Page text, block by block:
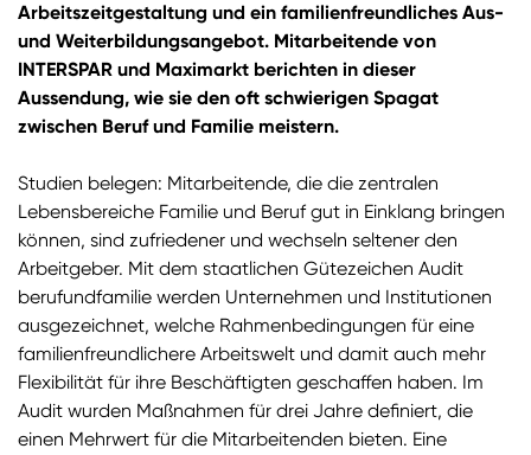
Arbeitszeitgestaltung und ein familienfreundliches Aus-
und Weiterbildungsangebot. Mitarbeitende von
INTERSPAR und Maximarkt berichten in dieser
Aussendung, wie sie den oft schwierigen Spagat
zwischen Beruf und Familie meistern.
Studien belegen: Mitarbeitende, die die zentralen
Lebensbereiche Familie und Beruf gut in Einklang bringen
können, sind zufriedener und wechseln seltener den
Arbeitgeber. Mit dem staatlichen Gütezeichen Audit
berufundfamilie werden Unternehmen und Institutionen
ausgezeichnet, welche Rahmenbedingungen für eine
familienfreundlichere Arbeitswelt und damit auch mehr
Flexibilität für ihre Beschäftigten geschaffen haben. Im
Audit wurden Maßnahmen für drei Jahre definiert, die
einen Mehrwert für die Mitarbeitenden bieten. Eine